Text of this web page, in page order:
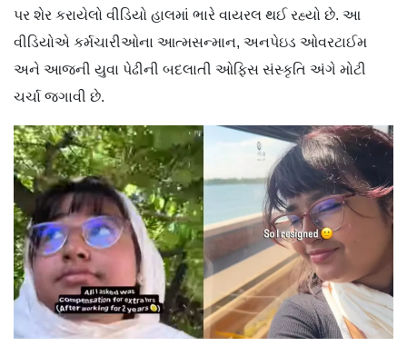
પર શેર કરાયેલો વીડિયો હાલમાં ભારે વાયરલ થઈ રહ્યો છે. આ
વીડિયોએ કર્મચારીઓના આત્મસન્માન, અનપેઇડ ઓવરટાઈમ
અને આજની યુવા પેઢીની બદલાતી ઓફિસ સંસ્કૃતિ અંગે મોટી
ચર્ચા જગાવી છે.